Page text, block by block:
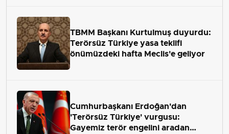
TBMM Başkanı Kurtulmuş duyurdu:
Terörsüz Türkiye yasa teklifi
önümüzdeki hafta Meclis'e geliyor
Cumhurbaşkanı Erdoğan'dan
'Terörsüz Türkiye' vurgusu:
Gayemiz terör engelini aradan